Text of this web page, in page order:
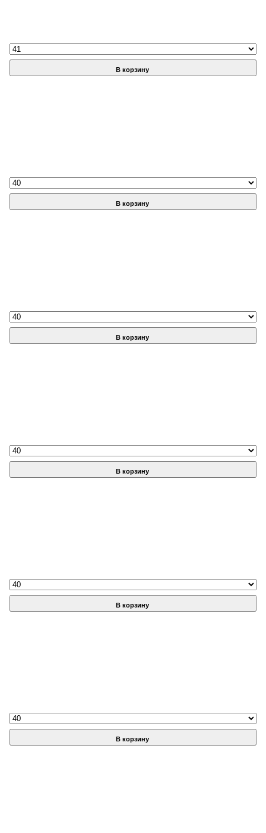
В корзину
В корзину
В корзину
В корзину
В корзину
В корзину